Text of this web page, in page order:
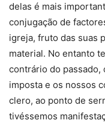
delas é mais
conjugação de
igreja, fruto das suas
material. No entanto
contrário do passado,
imposta e os nossos
clero, ao ponto de
tivéssemos